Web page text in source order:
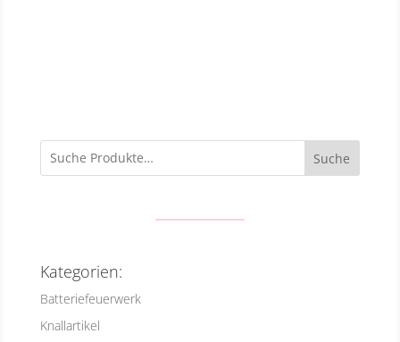
Suche
Kategorien:
Batteriefeuerwerk
Knallartikel